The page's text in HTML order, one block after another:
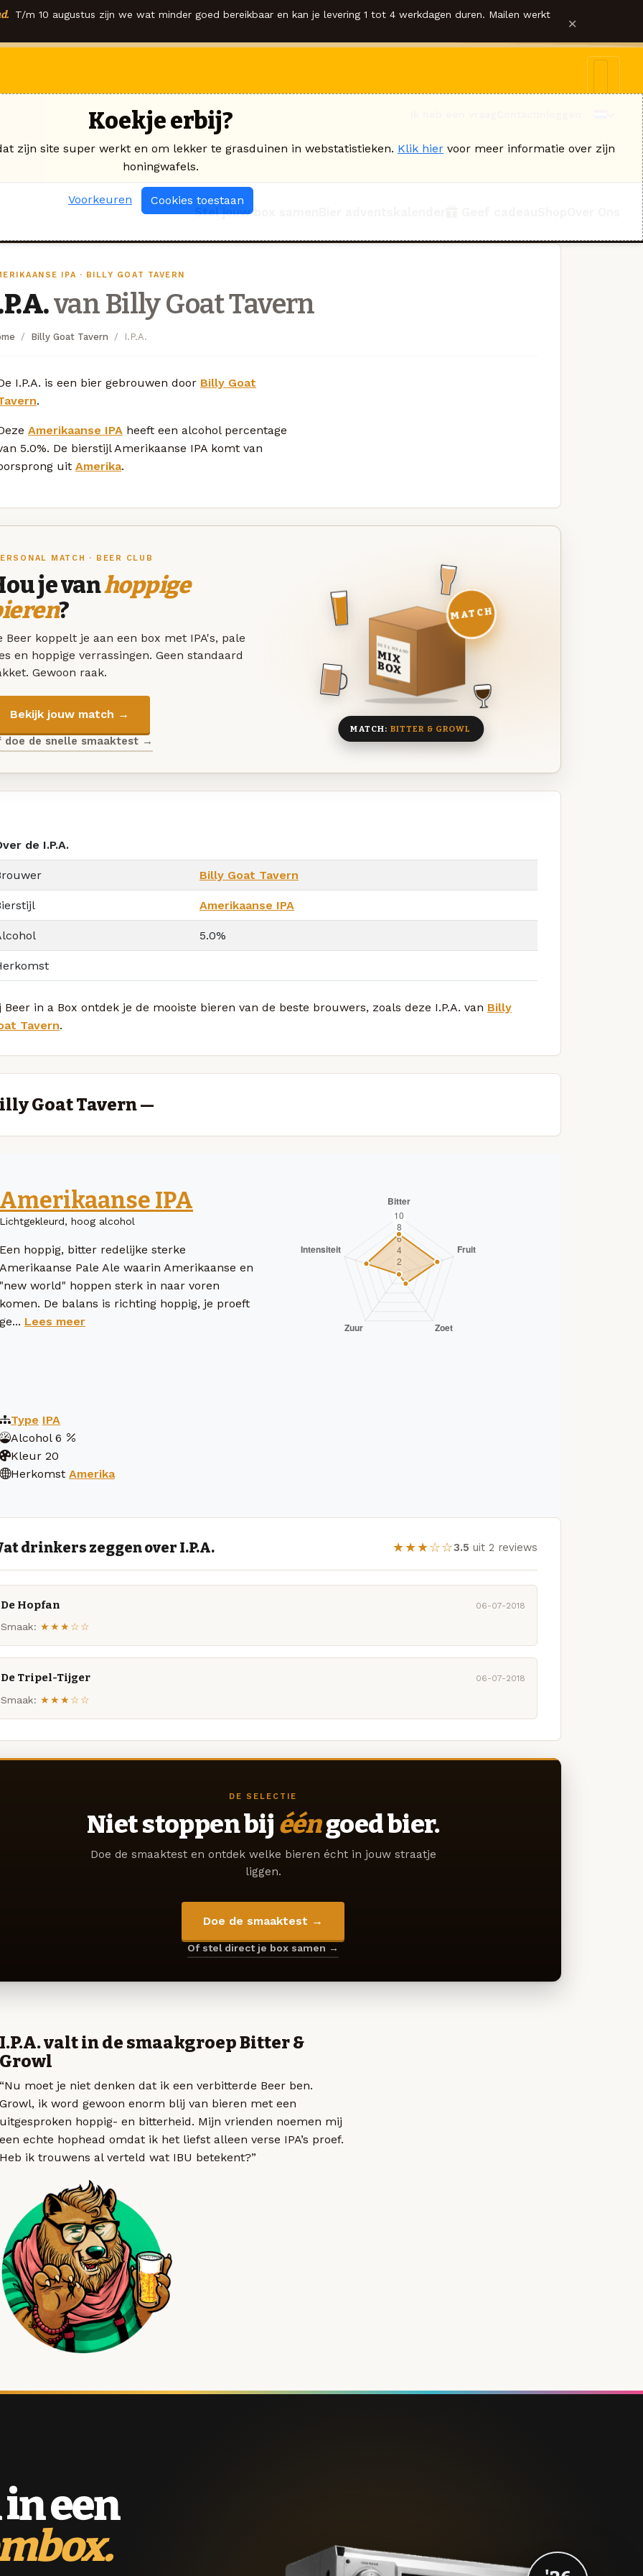
T/m 10 augustus zijn we wat minder goed bereikbaar en kan je levering 1 tot 4 werkdagen duren. Mailen werkt ×
Stel jouw box samen
IPA · BILLY GOAT TAVERN
van Billy Goat Tavern
Billy Goat Tavern I.P.A.
I.P.A. is een bier gebrouwen door Billy Goat
.
Amerikaanse IPA heeft een alcohol percentage
5.0%. De bierstijl Amerikaanse IPA komt van
uit Amerika.
MATCH · BEER CLUB
je vanhoppige
?
Beer koppelt je aan een box met IPA's, pale
en hoppige verrassingen. Geen standaard
Gewoon raak.
Bekijk jouw match →
doe de snelle smaaktest →
DEZE MAAND
MIX
BOX
8 BIEREN
MATCH
MATCH: BITTER & GROWL
de I.P.A.
Billy Goat Tavern
Amerikaanse IPA
5.0%
Beer in a Box ontdek je de mooiste bieren van de beste brouwers, zoals deze I.P.A. van Billy
Tavern.
Goat Tavern —
Amerikaanse IPA
Lichtgekleurd, hoog alcohol
Een hoppig, bitter redelijke sterke
Amerikaanse Pale Ale waarin Amerikaanse en
"new world" hoppen sterk in naar voren
komen. De balans is richting hoppig, je proeft
ge... Lees meer
Type IPA
Alcohol 6
Kleur 20
Herkomst Amerika
drinkers zeggen over I.P.A. ★★★☆☆3.5 uit 2 reviews
De Hopfan 06-07-2018
Smaak: ★★★☆☆
De Tripel-Tijger 06-07-2018
Smaak: ★★★☆☆
DE SELECTIE
Niet stoppen bij ééngoed bier.
Doe de smaaktest en ontdek welke bieren écht in jouw straatje
liggen.
Doe de smaaktest →
Of stel direct je box samen →
I.P.A. valt in de smaakgroep Bitter &
Growl
“Nu moet je niet denken dat ik een verbitterde Beer ben.
Growl, ik word gewoon enorm blij van bieren met een
uitgesproken hoppig- en bitterheid. Mijn vrienden noemen mij
een echte hophead omdat ik het liefst alleen verse IPA’s proef.
Heb ik trouwens al verteld wat IBU betekent?”
een
Koekje erbij?
zijn site super werkt en om lekker te grasduinen in webstatistieken. Klik hier voor meer informatie over zijn
honingwafels.
Voorkeuren Cookies toestaan